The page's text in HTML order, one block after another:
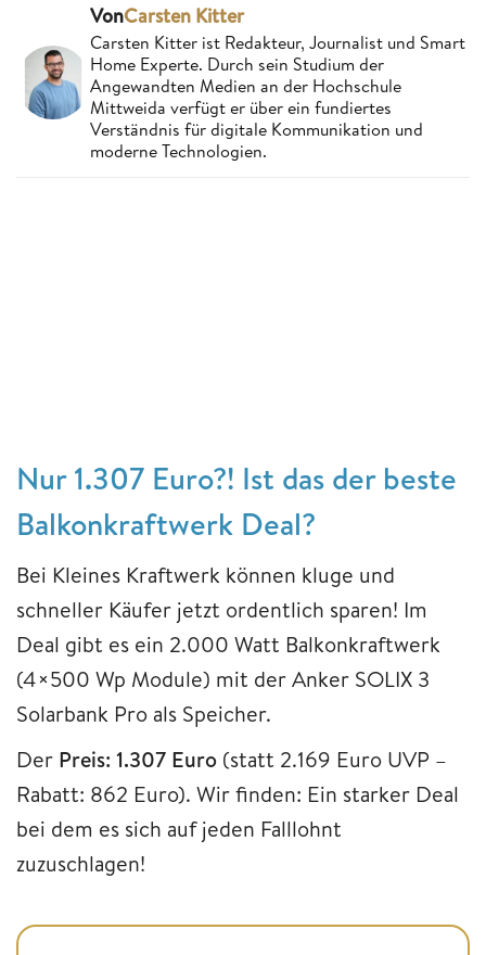
VonCarsten Kitter
Carsten Kitter ist Redakteur, Journalist und Smart
Home Experte. Durch sein Studium der
Angewandten Medien an der Hochschule
Mittweida verfügt er über ein fundiertes
Verständnis für digitale Kommunikation und
moderne Technologien.
Nur 1.307 Euro?! Ist das der beste
Balkonkraftwerk Deal?
Bei Kleines Kraftwerk können kluge und
schneller Käufer jetzt ordentlich sparen! Im
Deal gibt es ein 2.000 Watt Balkonkraftwerk
(4×500 Wp Module) mit der Anker SOLIX 3
Solarbank Pro als Speicher.
Der Preis: 1.307 Euro (statt 2.169 Euro UVP –
Rabatt: 862 Euro). Wir finden: Ein starker Deal
bei dem es sich auf jeden Falllohnt
zuzuschlagen!